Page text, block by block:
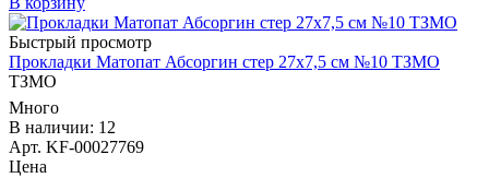
Быстрый просмотр
Прокладки Матопат Абсоргин стер 27х7,5 см №10 ТЗМО
ТЗМО
Много
В наличии: 12
Арт. KF-00027769
Цена